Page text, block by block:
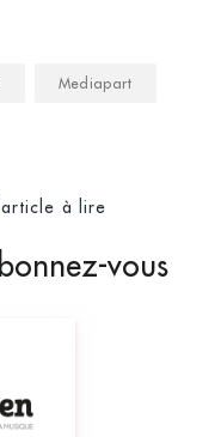
Mediapart
à lire
vous